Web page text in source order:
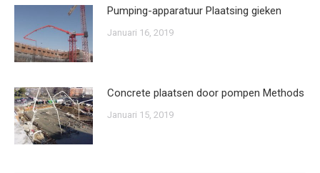
Pumping-apparatuur Plaatsing gieken
Januari 16, 2019
Concrete plaatsen door pompen Methods
Januari 15, 2019